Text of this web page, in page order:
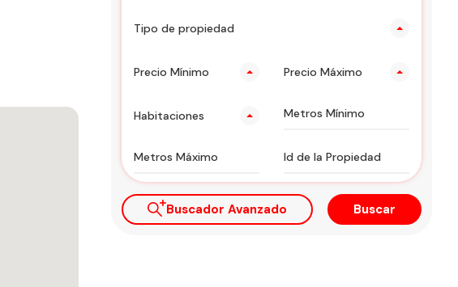
Tipo de propiedad
Precio Mínimo Precio Máximo
Habitaciones
Buscador Avanzado Buscar